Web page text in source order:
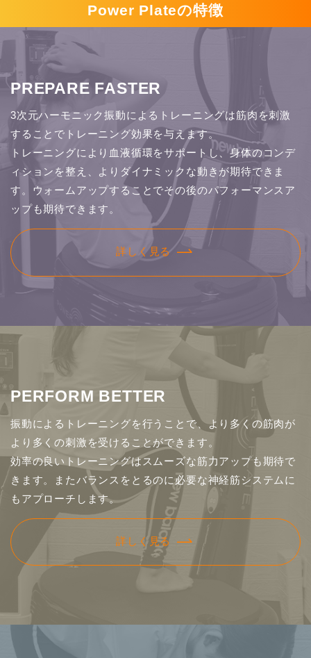
Power Plateの特徴
PREPARE FASTER
3次元ハーモニック振動によるトレーニングは筋肉を刺激
することでトレーニング効果を与えます。
トレーニングにより血液循環をサポートし、身体のコンデ
ィションを整え、よりダイナミックな動きが期待できま
す。ウォームアップすることでその後のパフォーマンスア
ップも期待できます。
詳しく見る
PERFORM BETTER
振動によるトレーニングを行うことで、より多くの筋肉が
より多くの刺激を受けることができます。
効率の良いトレーニングはスムーズな筋力アップも期待で
きます。またバランスをとるのに必要な神経筋システムに
もアプローチします。
詳しく見る